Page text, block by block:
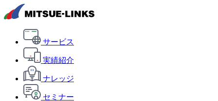
サービス
実績紹介
ナレッジ
セミナー